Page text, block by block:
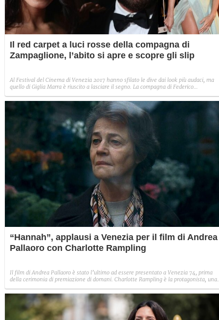
Il red carpet a luci rosse della compagna di
Zampaglione, l’abito si apre e scopre gli slip
Al Festival del Cinema di Venezia 2017 hanno sfilato le dive dai look più audaci, ma
quello di Giglia Marra è riuscito a lasciare il segno. La compagna di Federico
completamente a rivelare gli slip.
“Hannah”, applausi a Venezia per il film di Andrea
Pallaoro con Charlotte Rampling
Il film di Andrea Pallaoro è stato l’ultimo ad essere presentato a Venezia 74, prima
della cerimonia di premiazione di domani. Charlotte Rampling è la protagonista, una
L’unico modo per affrontarla sarà quello di alienarsi dal mondo e a confrontarsi con
stessa e la società che la circonda.